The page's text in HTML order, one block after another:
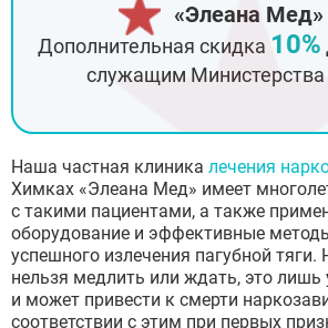
«Элеана Мед»
Дополнительная скидка 10%
служащим
Наша частная клиника лечения
Химках «Элеана Мед» имеет
с такими пациентами, а также
оборудование и эффективные
успешного излечения пагубной тяги.
нельзя медлить или ждать, это лишь
и может привести к смерти
соответствии с этим при первых